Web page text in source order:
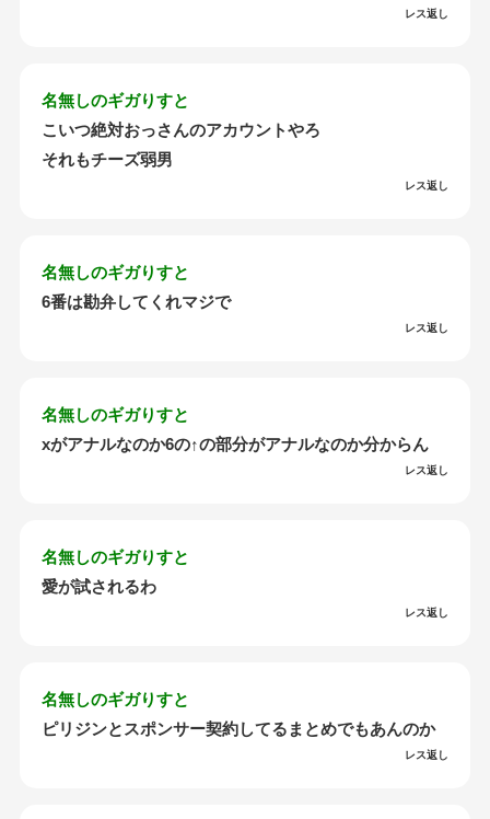
レス返し
名無しのギガりすと
こいつ絶対おっさんのアカウントやろ
それもチーズ弱男
レス返し
名無しのギガりすと
6番は勘弁してくれマジで
レス返し
名無しのギガりすと
xがアナルなのか6の↑の部分がアナルなのか分からん
レス返し
名無しのギガりすと
愛が試されるわ
レス返し
名無しのギガりすと
ピリジンとスポンサー契約してるまとめでもあんのか
レス返し